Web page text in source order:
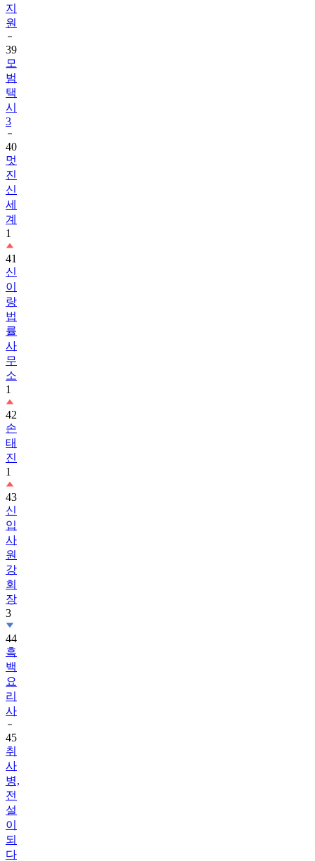
지
원
39
모
범
택
시
3
40
멋
진
신
세
계
1
41
신
이
랑
법
률
사
무
소
1
42
손
태
진
1
43
신
입
사
원
강
회
장
3
44
흑
백
요
리
사
45
취
사
병,
전
설
이
되
다